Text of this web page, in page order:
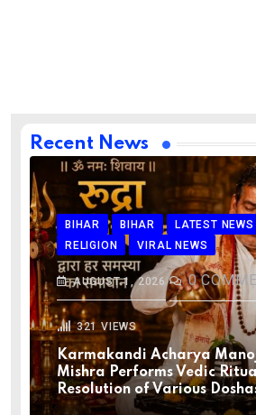
Recent News
BIHAR BIHAR LATEST NEWS
RELIGION
VIRAL NEWS
AUGUST 1, 2026 0
321 VIEWS
Karmakandi Acharya
Mishra Performs Vedic
Resolution of Various